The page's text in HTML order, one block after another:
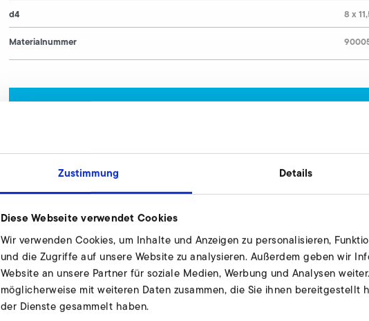
Zustimmung Details
Diese Webseite verwendet Cookies
Wir verwenden Cookies, um Inhalte und Anzeigen zu personalisieren,
und die Zugriffe auf unsere Website zu analysieren. Außerdem geben wir
Website an unsere Partner für soziale Medien, Werbung und Analysen
möglicherweise mit weiteren Daten zusammen, die Sie ihnen bereitgestellt
der Dienste gesammelt haben.
d4
Materialnummer
8 x
stehen Ihnen gerne zur Verfügung.
Schweißflansch für saugseitige